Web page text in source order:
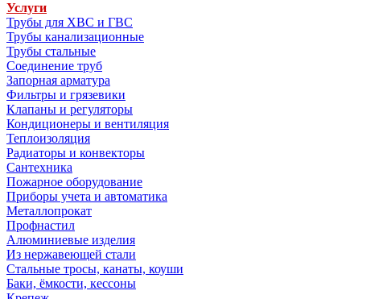
Услуги
Трубы для ХВС и ГВС
Трубы канализационные
Трубы стальные
Соединение труб
Запорная арматура
Фильтры и грязевики
Клапаны и регуляторы
Кондиционеры и вентиляция
Теплоизоляция
Радиаторы и конвекторы
Сантехника
Пожарное оборудование
Приборы учета и автоматика
Металлопрокат
Профнастил
Алюминиевые изделия
Из нержавеющей стали
Стальные тросы, канаты, коуши
Баки, ёмкости, кессоны